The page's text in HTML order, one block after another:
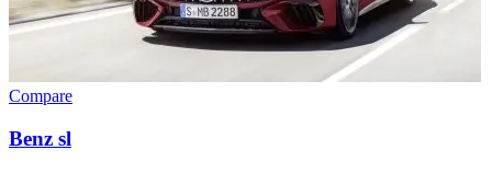
Compare
Benz sl